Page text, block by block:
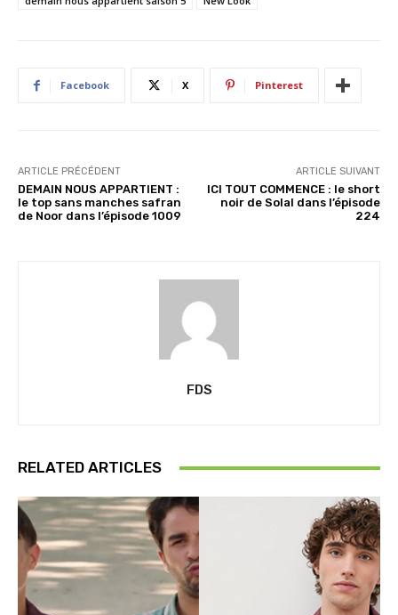
…
Facebook X Pinterest
ARTICLE PRÉCÉDENT
DEMAIN NOUS APPARTIENT :
le top sans manches safran
de Noor dans l’épisode 1009
ARTICLE SUIVANT
ICI TOUT COMMENCE : le short
noir de Solal dans l’épisode
224
FDS
RELATED ARTICLES